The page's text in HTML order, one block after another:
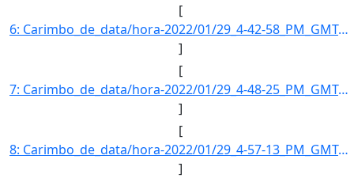
[
6: Carimbo_de_data/hora-2022/01/29_4-42-58_PM_GMT-3-Informe_a_razao_social_da_empresa--Ventos_de_Sao_Fe]
]
[
7: Carimbo_de_data/hora-2022/01/29_4-48-25_PM_GMT-3-Informe_a_razao_social_da_empresa--MEZ_2_Energia_S.]
]
[
8: Carimbo_de_data/hora-2022/01/29_4-57-13_PM_GMT-3-Informe_a_razao_social_da_empresa--Ventos_de_Sao_Fe]
]